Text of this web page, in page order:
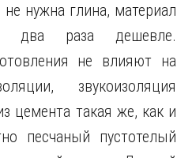
нужна глина, материал
два раза дешевле.
не влияют на
звукоизоляция
цемента такая же, как и
песчаный пустотелый